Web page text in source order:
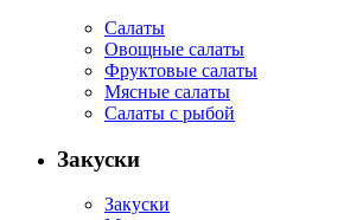
Салаты
Овощные салаты
Фруктовые салаты
Мясные салаты
Салаты с рыбой
Закуски
Закуски